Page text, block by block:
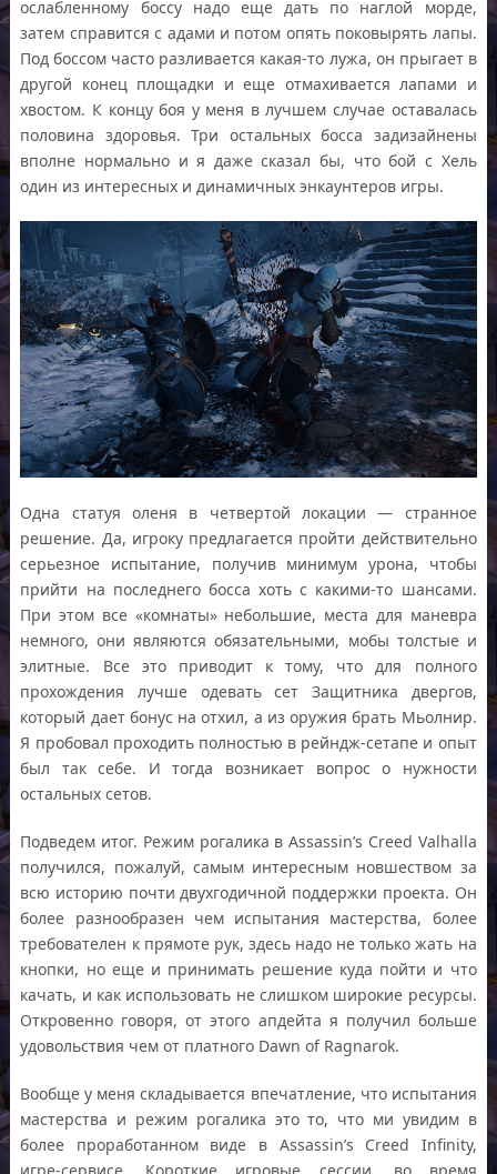
ослабленному боссу надо еще дать по наглой морде,
затем справится с адами и потом опять поковырять лапы.
Под боссом часто разливается какая-то лужа, он прыгает в
другой конец площадки и еще отмахивается лапами и
хвостом. К концу боя у меня в лучшем случае оставалась
половина здоровья. Три остальных босса задизайнены
вполне нормально и я даже сказал бы, что бой с Хель
один из интересных и динамичных энкаунтеров игры.
Одна статуя оленя в четвертой локации — странное
решение. Да, игроку предлагается пройти действительно
серьезное испытание, получив минимум урона, чтобы
прийти на последнего босса хоть с какими-то шансами.
При этом все «комнаты» небольшие, места для маневра
немного, они являются обязательными, мобы толстые и
элитные. Все это приводит к тому, что для полного
прохождения лучше одевать сет Защитника двергов,
который дает бонус на отхил, а из оружия брать Мьолнир.
Я пробовал проходить полностью в рейндж-сетапе и опыт
был так себе. И тогда возникает вопрос о нужности
остальных сетов.
Подведем итог. Режим рогалика в Assassin’s Creed Valhalla
получился, пожалуй, самым интересным новшеством за
всю историю почти двухгодичной поддержки проекта. Он
более разнообразен чем испытания мастерства, более
требователен к прямоте рук, здесь надо не только жать на
кнопки, но еще и принимать решение куда пойти и что
качать, и как использовать не слишком широкие ресурсы.
Откровенно говоря, от этого апдейта я получил больше
удовольствия чем от платного Dawn of Ragnarok.
Вообще у меня складывается впечатление, что испытания
мастерства и режим рогалика это то, что ми увидим в
более проработанном виде в Assassin’s Creed Infinity,